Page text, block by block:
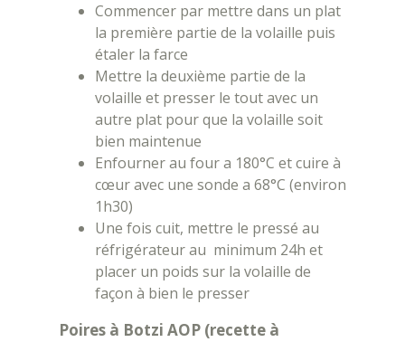
Commencer par mettre dans un plat
la première partie de la volaille puis
étaler la farce
Mettre la deuxième partie de la
volaille et presser le tout avec un
autre plat pour que la volaille soit
bien maintenue
Enfourner au four a 180°C et cuire à
cœur avec une sonde a 68°C (environ
1h30)
Une fois cuit, mettre le pressé au
réfrigérateur au minimum 24h et
placer un poids sur la volaille de
façon à bien le presser
Poires à Botzi AOP (recette à